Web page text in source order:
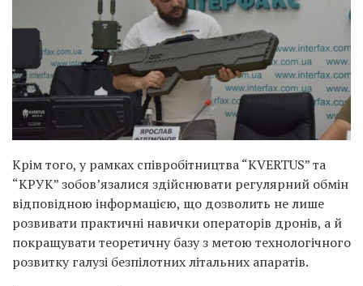
Крім того, у рамках співробітництва “KVERTUS” та
“КРУК” зобов’язалися здійснювати регулярний обмін
відповідною інформацією, що дозволить не лише
розвивати практичні навички операторів дронів, а й
покращувати теоретичну базу з метою технологічного
розвитку галузі безпілотних літальних апаратів.